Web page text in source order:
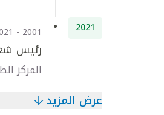
2021
2001 - 2021
رئيس
المركز
عرض المزيد